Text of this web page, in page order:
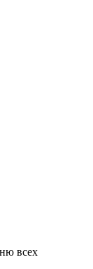
всех